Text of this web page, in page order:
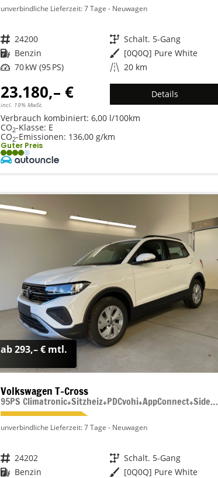
unverbindliche Lieferzeit:7 Tage Neuwagen
Fahrzeugnr. 24200 Getriebe Schalt. 5-Gang
Kraftstoff Benzin Außenfarbe [0Q0Q] Pure White
Leistung 70 kW (95 PS) Kilometerstand 20 km
23.180,– €
incl. 19% MwSt.
Details
Verbrauch kombiniert: 6,00 l/100km
CO2-Klasse: E
CO2-Emissionen: 136,00 g/km
Guter Preis
ab 293,– € mtl.
Volkswagen T-Cross
95PS Climatronic+Sitzheiz+PDCvohi+AppConnect+Side+TravelAssist+ACC
unverbindliche Lieferzeit:7 Tage Neuwagen
Fahrzeugnr. 24202 Getriebe Schalt. 5-Gang
Kraftstoff Benzin Außenfarbe [0Q0Q] Pure White